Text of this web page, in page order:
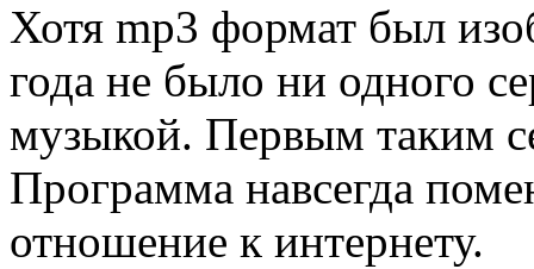
Хотя mp3 формат был
года не было ни одного
музыкой. Первым таким
Программа навсегда
отношение к интернету.